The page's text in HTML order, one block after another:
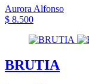
Aurora Alfonso
$ 8.500
BRUTIA